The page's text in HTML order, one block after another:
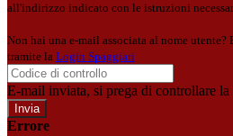
all'indirizzo indicato con le istruzioni
Non hai una e-mail associata al nome utente?
tramite la Login Spaggiari
E-mail inviata, si prega di controllare la
Errore